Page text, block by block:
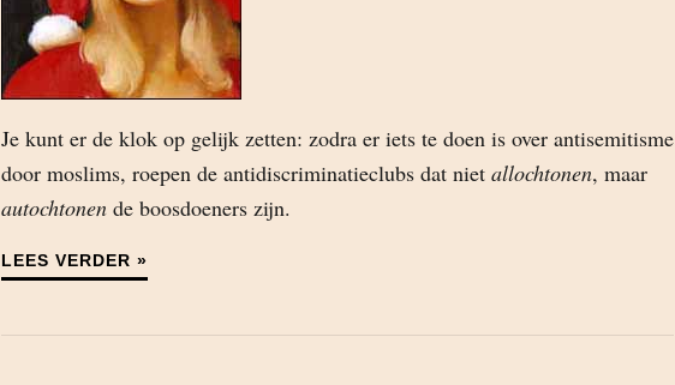
Je kunt er de klok op gelijk zetten: zodra er iets te doen is over antisemitisme
door moslims, roepen de antidiscriminatieclubs dat niet allochtonen, maar
autochtonen de boosdoeners zijn.
LEES VERDER »